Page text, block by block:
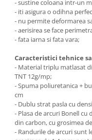
- sustine coloana intr-un
- iti asigura o odihna
- nu permite deformarea
- aerisirea se face
- fata iarna si fata vara;
Caracteristici tehnice
- Material triplu matlasat
TNT 12g/mp;
- Spuma poliuretanica +
cm
- Dublu strat pasla cu
- Plasa de arcuri Bonell
din carbon, cu grosimea
- Randurile de arcuri sunt